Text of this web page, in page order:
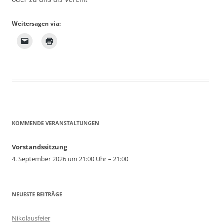
Weitersagen via:
KOMMENDE VERANSTALTUNGEN
Vorstandssitzung
4. September 2026 um 21:00 Uhr – 21:00
NEUESTE BEITRÄGE
Nikolausfeier